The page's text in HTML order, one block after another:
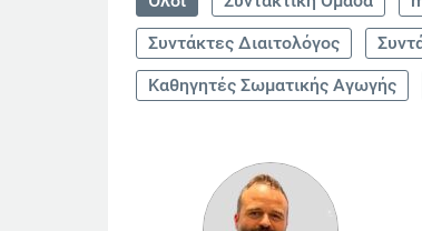
Συντάκτες Διαιτολόγος
Καθηγητές Σωματικής Αγωγής